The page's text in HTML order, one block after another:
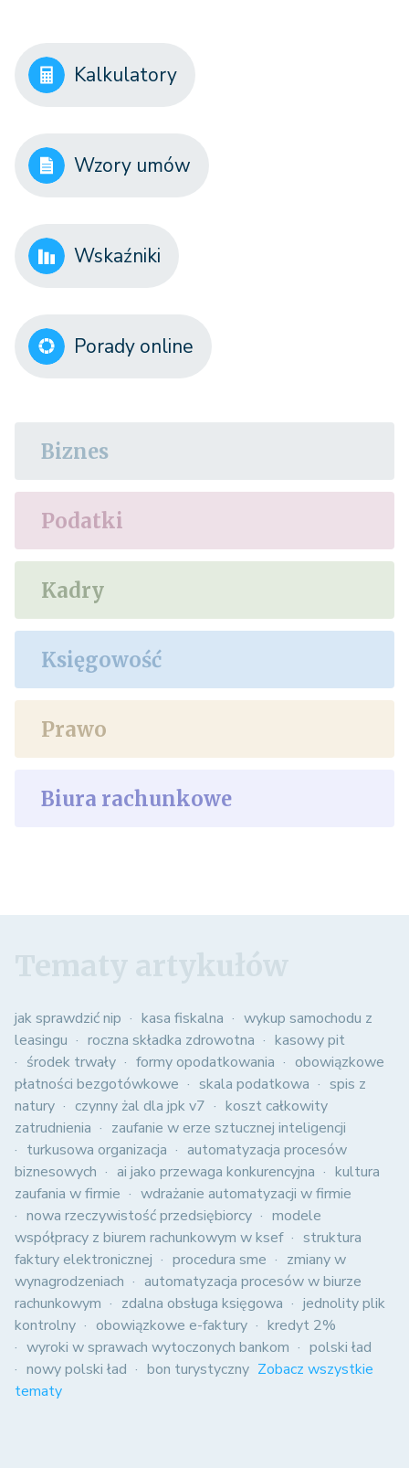
Kalkulatory
Wzory umów
Wskaźniki
Porady online
Biznes
Podatki
Kadry
Księgowość
Prawo
Biura rachunkowe
jak sprawdzić nip kasa fiskalna
wykup samochodu z
leasingu
roczna składka zdrowotna
kasowy pit
środek trwały
formy opodatkowania
obowiązkowe
płatności bezgotówkowe
skala podatkowa
spis z
natury
czynny żal dla jpk v7
koszt całkowity
zatrudnienia
zaufanie w erze sztucznej inteligencji
turkusowa organizacja
automatyzacja procesów
biznesowych
ai jako przewaga konkurencyjna
kultura
zaufania w firmie
wdrażanie automatyzacji w firmie
nowa rzeczywistość przedsiębiorcy
modele
współpracy z biurem rachunkowym w ksef
struktura
faktury elektronicznej
procedura sme
zmiany w
wynagrodzeniach
automatyzacja procesów w biurze
rachunkowym
zdalna obsługa księgowa
jednolity plik
kontrolny
obowiązkowe e-faktury
kredyt 2%
wyroki w sprawach wytoczonych bankom
polski ład
nowy polski ład
bon turystyczny Zobacz wszystkie
tematy